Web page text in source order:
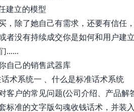
建立的模型
，除了她自己有需求，还要有信任
者没有持续成交你是如何和用户建
......
自己的销售武器库
术系统一 、什么是标准话术系统
客户的常见问题(公司介绍、产品解
标准的文字版勾魂收钱话术，并装